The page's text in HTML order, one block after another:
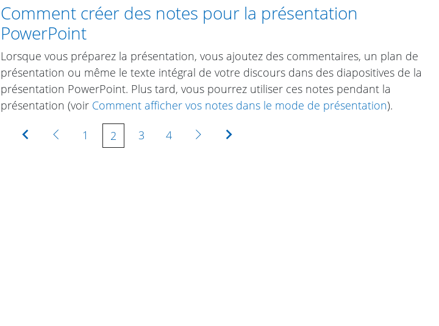
Comment créer des notes pour la présentation
PowerPoint
Lorsque vous préparez la présentation, vous ajoutez des commentaires, un plan de
présentation ou même le texte intégral de votre discours dans des diapositives de la
présentation PowerPoint. Plus tard, vous pourrez utiliser ces notes pendant la
présentation (voir Comment afficher vos notes dans le mode de présentation).
PremièrePrécédente
1 2 3 4 Suivante